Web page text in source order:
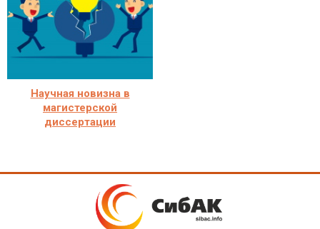
Научная новизна в
магистерской
диссертации